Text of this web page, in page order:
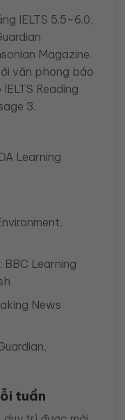
IELTS 5.5–6.0,
Magazine.
văn phong báo
Reading
3.
Learning
BBC Learning
News
tuần